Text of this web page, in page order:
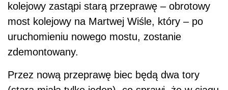
kolejowy zastąpi starą przeprawę – obrotowy
most kolejowy na Martwej Wiśle, który – po
uruchomieniu nowego mostu, zostanie
zdemontowany.
Przez nową przeprawę biec będą dwa tory